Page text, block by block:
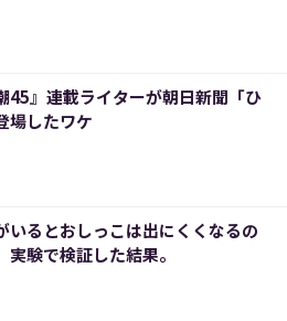
45』連載ライターが朝日新聞「ひ
場したワケ
いるとおしっこは出にくくなるの
実験で検証した結果。